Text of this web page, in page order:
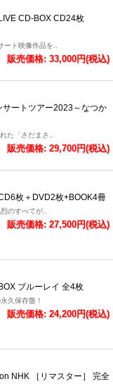
CD-BOX CD24枚
ト映像作品を..
販売価格: 33,000円(税込)
ートツアー2023～なつか
た「さだまさ..
販売価格: 29,700円(税込)
枚＋DVD2枚+BOOK4冊
のすべてが..
販売価格: 27,500円(税込)
ブルーレイ 全4枚
久保存盤！
販売価格: 24,200円(税込)
NHK ［リマスター］ 完全